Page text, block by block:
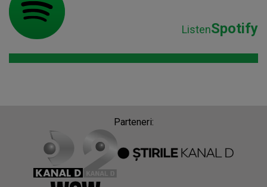
ListenSpotify
Parteneri: